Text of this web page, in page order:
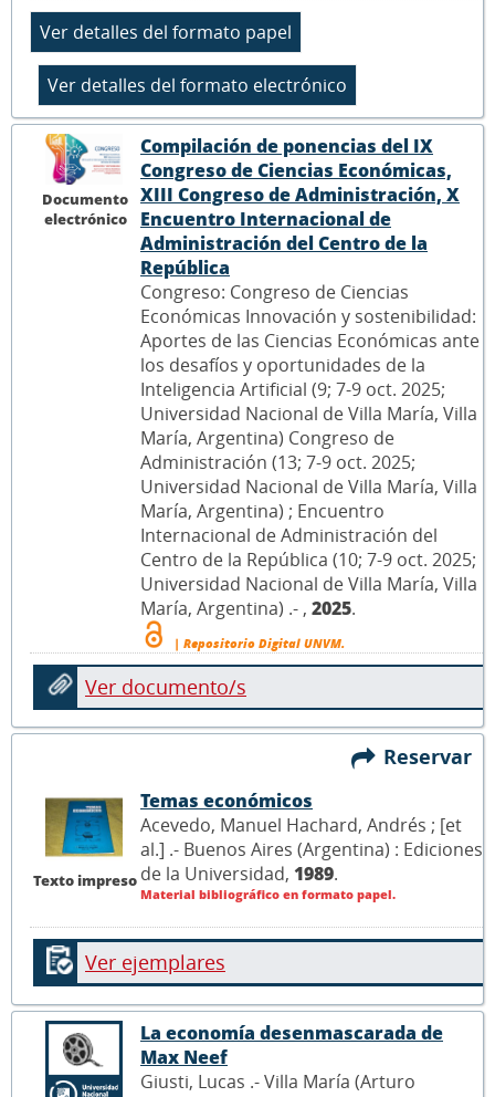
Documento
electrónico
Compilación de ponencias del IX
Congreso de Ciencias Económicas,
XIII Congreso de Administración, X
Encuentro Internacional de
Administración del Centro de la
República
Congreso: Congreso de Ciencias
Económicas Innovación y sostenibilidad:
Aportes de las Ciencias Económicas ante
los desafíos y oportunidades de la
Inteligencia Artificial (9; 7-9 oct. 2025;
Universidad Nacional de Villa María, Villa
María, Argentina) Congreso de
Administración (13; 7-9 oct. 2025;
Universidad Nacional de Villa María, Villa
María, Argentina) ; Encuentro
Internacional de Administración del
Centro de la República (10; 7-9 oct. 2025;
Universidad Nacional de Villa María, Villa
María, Argentina) .- , 2025.
| Repositorio Digital UNVM.
Ver documento/s
Reservar
Texto impreso
Temas económicos
Acevedo, Manuel Hachard, Andrés ; [et
al.] .- Buenos Aires (Argentina) : Ediciones
de la Universidad, 1989.
Material bibliográfico en formato papel.
Ver ejemplares
La economía desenmascarada de
Max Neef
Giusti, Lucas .- Villa María (Arturo